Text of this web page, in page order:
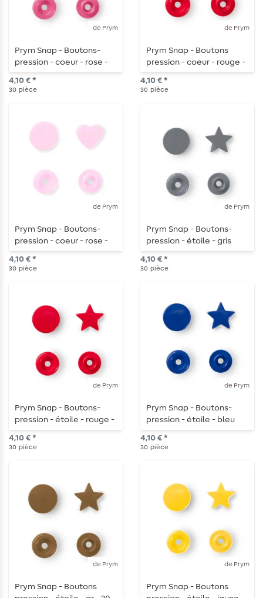
de Prym
Prym Snap - Boutons-
pression - coeur - rose -
30 pièces
4,10 € *
30 pièce
de Prym
Prym Snap - Boutons
pression - coeur - rouge -
30 pièces
4,10 € *
30 pièce
de Prym
Prym Snap - Boutons-
pression - coeur - rose -
30 pièces
4,10 € *
30 pièce
de Prym
Prym Snap - Boutons-
pression - étoile - gris
argenté - 30 pièces
4,10 € *
30 pièce
de Prym
Prym Snap - Boutons-
pression - étoile - rouge -
30 pièces
4,10 € *
30 pièce
de Prym
Prym Snap - Boutons-
pression - étoile - bleu
royal - 30 pièces
4,10 € *
30 pièce
de Prym
Prym Snap - Boutons
de Prym
Prym Snap - Boutons